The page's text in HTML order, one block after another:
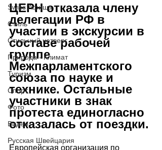
Swiss Афиша
Стиль
Стильный четверг
Природа - Климат
Туризм
Спорт
Фото
Видео
Русская Швейцария
ЦЕРН отказала члену
делегации РФ в
участии в экскурсии в
составе рабочей
группе
Межпарламентского
союза по науке и
технике. Остальные
участники в знак
протеста единогласно
отказалась от поездки.
Европейская организация по